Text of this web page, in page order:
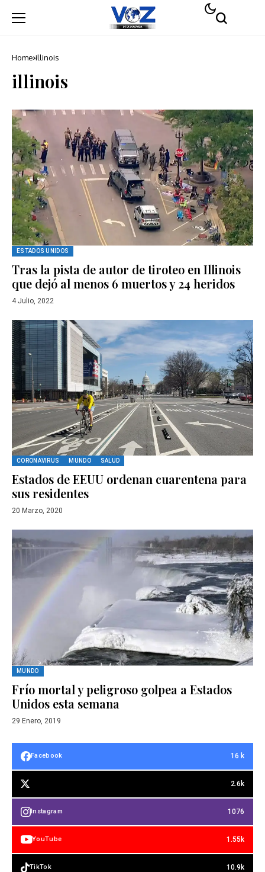
Home illinois
illinois
ESTADOS UNIDOS
Tras la pista de autor de tiroteo en Illinois
que dejó al menos 6 muertos y 24 heridos
4 Julio, 2022
CORONAVIRUS MUNDO SALUD
Estados de EEUU ordenan cuarentena para
sus residentes
20 Marzo, 2020
MUNDO
Frío mortal y peligroso golpea a Estados
Unidos esta semana
29 Enero, 2019
Facebook 16 k
2.6k
Instagram 1076
YouTube 1.55k
TikTok 10.9k